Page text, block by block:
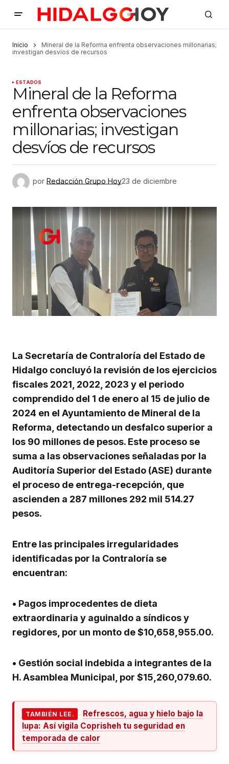
Inicio
Mineral de la Reforma enfrenta observaciones millonarias;
investigan desvíos de recursos
ESTADOS
Mineral de la Reforma
enfrenta observaciones
millonarias; investigan
desvíos de recursos
por Redacción Grupo Hoy23 de diciembre
La Secretaría de Contraloría del Estado de
Hidalgo concluyó la revisión de los ejercicios
fiscales 2021, 2022, 2023 y el periodo
comprendido del 1 de enero al 15 de julio de
2024 en el Ayuntamiento de Mineral de la
Reforma, detectando un desfalco superior a
los 90 millones de pesos. Este proceso se
suma a las observaciones señaladas por la
Auditoría Superior del Estado (ASE) durante
el proceso de entrega-recepción, que
ascienden a 287 millones 292 mil 514.27
pesos.
Entre las principales irregularidades
identificadas por la Contraloría se
encuentran:
• Pagos improcedentes de dieta
extraordinaria y aguinaldo a síndicos y
regidores, por un monto de $10,658,955.00.
• Gestión social indebida a integrantes de la
H. Asamblea Municipal, por $15,260,079.60.
TAMBIÉN LEE.
Refrescos, agua y hielo bajo la
lupa: Así vigila Coprisheh tu seguridad en
temporada de calor